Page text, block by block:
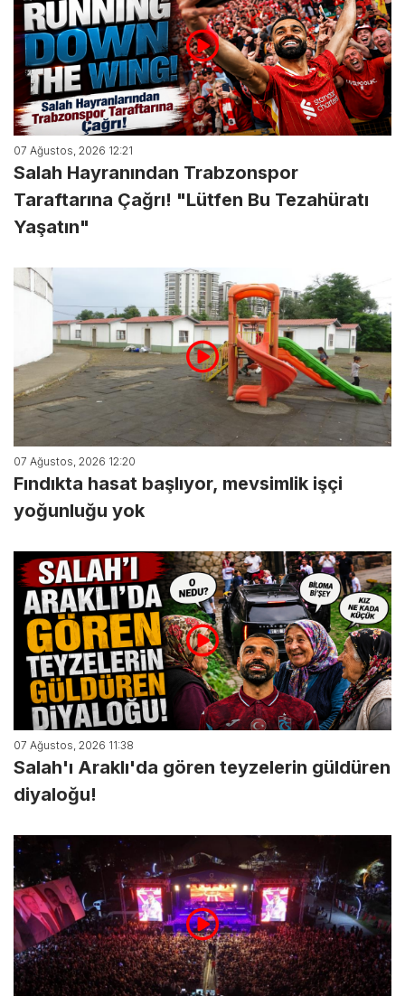
07 Ağustos, 2026 12:21
Salah Hayranından Trabzonspor
Taraftarına Çağrı! "Lütfen Bu Tezahüratı
Yaşatın"
07 Ağustos, 2026 12:20
Fındıkta hasat başlıyor, mevsimlik işçi
yoğunluğu yok
07 Ağustos, 2026 11:38
Salah'ı Araklı'da gören teyzelerin güldüren
diyaloğu!